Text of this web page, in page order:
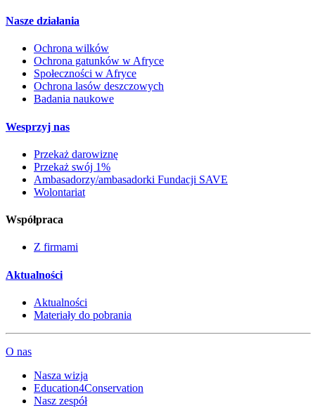
Nasze działania
Ochrona wilków
Ochrona gatunków w Afryce
Społeczności w Afryce
Ochrona lasów deszczowych
Badania naukowe
Wesprzyj nas
Przekaż darowiznę
Przekaż swój 1%
Ambasadorzy/ambasadorki Fundacji SAVE
Wolontariat
Współpraca
Z firmami
Aktualności
Aktualności
Materiały do pobrania
O nas
Nasza wizja
Education4Conservation
Nasz zespół